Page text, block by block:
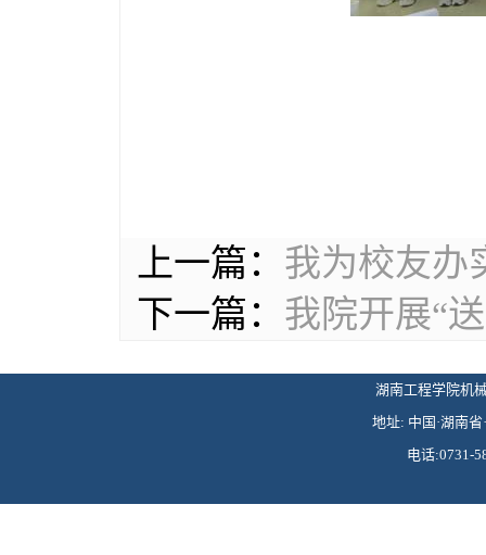
上一篇： 我为校友办
下一篇： 我院开展“
湖南工程学院机
地址: 中国·湖南
电话:0731-